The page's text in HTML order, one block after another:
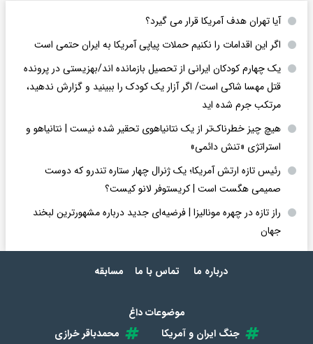
آیا تهران هدف آمریکا قرار می گیرد؟
اگر این اقدامات را نکنیم حملات پیاپی آمریکا به ایران حتمی است
یک چهارم کودکان ایرانی از تحصیل بازمانده اند/بهزیستی در پرونده
قتل مهسا شاکی است/ اگر آزار یک کودک را ببینید و گزارش ندهید،
مرتکب جرم شده اید
هیچ چیز خطرناک‌تر از یک نتانیاهوی تحقیر شده نیست | نتانیاهو و
استراتژی «تنش دائمی»
رئیس تازه ارتش آمریکا؛ یک ژنرال چهار ستاره تندرو که دوست
صمیمی هگست است | کریستوفر لانو کیست؟
راز تازه در چهره مونالیزا | فرضیه‌ای جدید درباره مشهورترین لبخند
جهان
درباره ما تماس با ما مسابقه
موضوعات داغ
جنگ ایران و آمریکا
محمدباقر خرازی